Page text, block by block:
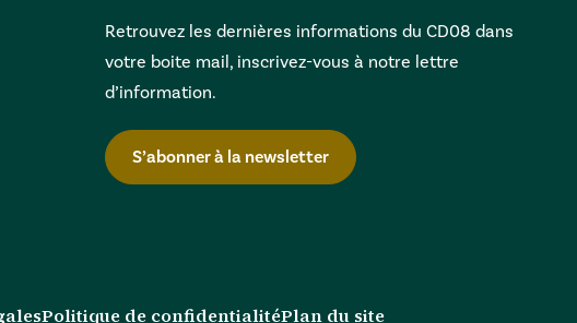
Retrouvez les dernières informations du CD08 dans
votre boite mail, inscrivez-vous à notre lettre
d’information.
S’abonner à la newsletter
Politique de confidentialitéPlan du site